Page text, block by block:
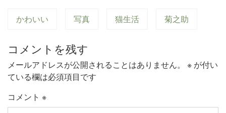
かわいい 写真 猫生活 菊之助
コメントを残す
メールアドレスが公開されることはありません。 ※ が付い
ている欄は必須項目です
コメント ※